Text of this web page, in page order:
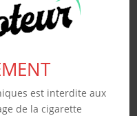
est interdite aux
de la cigarette